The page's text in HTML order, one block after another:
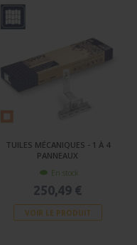
TUILES MÉCANIQUES - 1 À 4
PANNEAUX
En stock
250,49 €
VOIR LE PRODUIT